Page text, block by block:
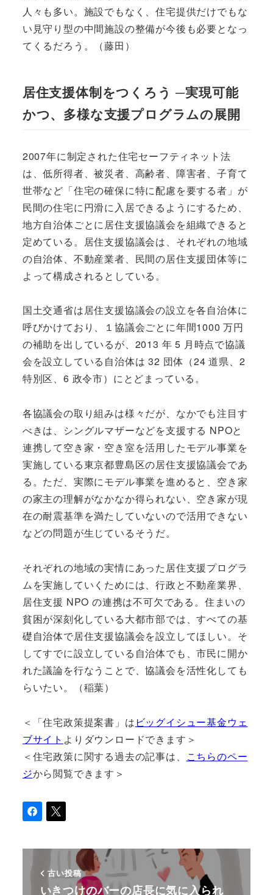
人々も多い。施設でもなく、住宅提供だけでもな
い見守り型の中間施設の整備が今後も必要となっ
てくるだろう。（藤田）
居住支援体制をつくろう ─実現可能
かつ、多様な支援プログラムの展開
2007年に制定された住宅セーフティネット法
は、低所得者、被災者、高齢者、障害者、子育て
世帯など「住宅の確保に特に配慮を要する者」が
民間の住宅に円滑に入居できるようにするため、
地方自治体ごとに居住支援協議会を組織できると
定めている。居住支援協議会は、それぞれの地域
の自治体、不動産業者、民間の居住支援団体等に
よって構成されるとしている。
国土交通省は居住支援協議会の設立を各自治体に
呼びかけており、１協議会ごとに年間1000 万円
の補助を出しているが、2013 年 5 月時点で協議
会を設立している自治体は 32 団体（24 道県、2
特別区、6 政令市）にとどまっている。
各協議会の取り組みは様々だが、なかでも注目す
べきは、シングルマザーなどを支援する NPOと
連携して空き家・空き室を活用したモデル事業を
実施している東京都豊島区の居住支援協議会であ
る。ただ、実際にモデル事業を進めると、空き家
の家主の理解がなかなか得られない、空き家が現
在の耐震基準を満たしていないので活用できない
などの問題が生じているそうだ。
それぞれの地域の実情にあった居住支援プログラ
ムを実施していくためには、行政と不動産業界、
居住支援 NPO の連携は不可欠である。住まいの
貧困が深刻化している大都市部では、すべての基
礎自治体で居住支援協議会を設立してほしい。そ
してすでに設立している自治体でも、市民に開か
れた議論を行なうことで、協議会を活性化しても
らいたい。（稲葉）
＜「住宅政策提案書」は ビッグイシュー基金ウェ
ブサイト よりダウンロードできます＞
＜住宅政策に関する過去の記事は、
こちらのペー
ジから閲覧できます＞
古い投稿
いきつけのバーの店長に気に入られ